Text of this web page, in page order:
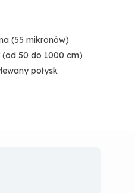
(55 mikronów)
50 do 1000 cm)
połysk